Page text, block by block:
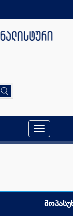
Toggle
navigation